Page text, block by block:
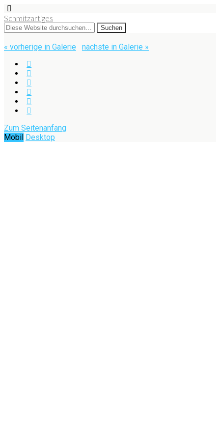
Schmitzartiges
« vorherige in Galerie nächste in Galerie »
Zum Seitenanfang
Mobil Desktop